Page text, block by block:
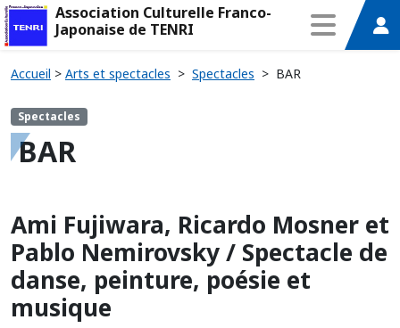
Association Culturelle Franco-
Japonaise de TENRI
Accueil > Arts et spectacles > Spectacles > BAR
Spectacles
BAR
Ami Fujiwara, Ricardo Mosner et
Pablo Nemirovsky / Spectacle de
danse, peinture, poésie et
musique